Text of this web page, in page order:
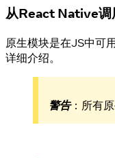
从React Native调
原生模块是在JS中可
详细介绍。
警告：所有